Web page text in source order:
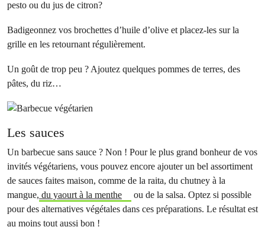
pesto ou du jus de citron?
Badigeonnez vos brochettes d’huile d’olive et placez-les sur la
grille en les retournant régulièrement.
Un goût de trop peu ? Ajoutez quelques pommes de terres, des
pâtes, du riz…
Les sauces
Un barbecue sans sauce ? Non ! Pour le plus grand bonheur de vos
invités végétariens, vous pouvez encore ajouter un bel assortiment
de sauces faites maison, comme de la raita, du chutney à la
mangue, du yaourt à la menthe
ou de la salsa. Optez si possible
pour des alternatives végétales dans ces préparations. Le résultat est
au moins tout aussi bon !